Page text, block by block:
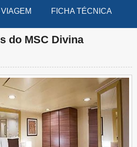
FICHA TÉCNICA
do MSC Divina